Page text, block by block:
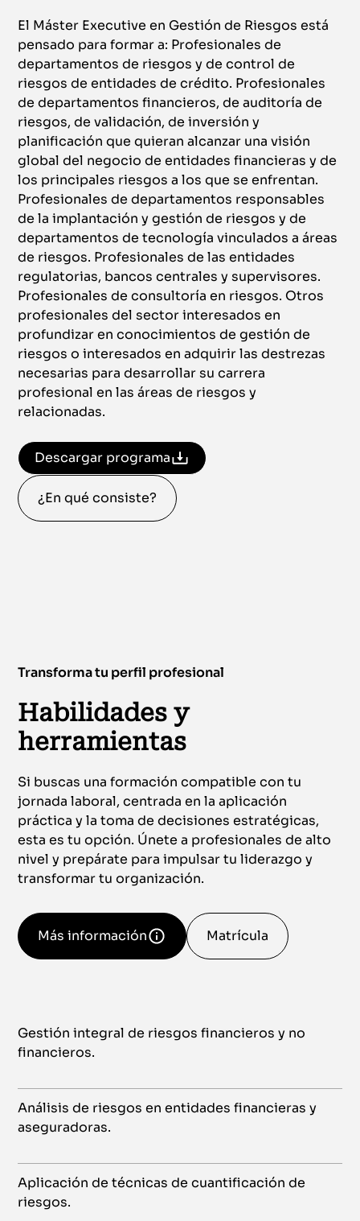
El Máster Executive en Gestión de Riesgos está
pensado para formar a: Profesionales de
departamentos de riesgos y de control de
riesgos de entidades de crédito. Profesionales
de departamentos financieros, de auditoría de
riesgos, de validación, de inversión y
planificación que quieran alcanzar una visión
global del negocio de entidades financieras y de
los principales riesgos a los que se enfrentan.
Profesionales de departamentos responsables
de la implantación y gestión de riesgos y de
departamentos de tecnología vinculados a áreas
de riesgos. Profesionales de las entidades
regulatorias, bancos centrales y supervisores.
Profesionales de consultoría en riesgos. Otros
profesionales del sector interesados en
profundizar en conocimientos de gestión de
riesgos o interesados en adquirir las destrezas
necesarias para desarrollar su carrera
profesional en las áreas de riesgos y
relacionadas.
Descargar programa
¿En qué consiste?
Transforma tu perfil profesional
Habilidades y
herramientas
Si buscas una formación compatible con tu
jornada laboral, centrada en la aplicación
práctica y la toma de decisiones estratégicas,
esta es tu opción. Únete a profesionales de alto
nivel y prepárate para impulsar tu liderazgo y
transformar tu organización.
Más información Matrícula
Gestión integral de riesgos financieros y no
financieros.
Análisis de riesgos en entidades financieras y
aseguradoras.
Aplicación de técnicas de cuantificación de
riesgos.